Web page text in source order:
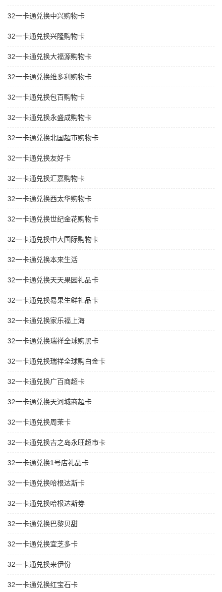
32一卡通兑换中兴购物卡
32一卡通兑换兴隆购物卡
32一卡通兑换大福源购物卡
32一卡通兑换维多利购物卡
32一卡通兑换包百购物卡
32一卡通兑换永盛成购物卡
32一卡通兑换北国超市购物卡
32一卡通兑换友好卡
32一卡通兑换汇嘉购物卡
32一卡通兑换西太华购物卡
32一卡通兑换世纪金花购物卡
32一卡通兑换中大国际购物卡
32一卡通兑换本来生活
32一卡通兑换天天果园礼品卡
32一卡通兑换易果生鲜礼品卡
32一卡通兑换家乐福上海
32一卡通兑换瑞祥全球购黑卡
32一卡通兑换瑞祥全球购白金卡
32一卡通兑换广百商超卡
32一卡通兑换天河城商超卡
32一卡通兑换周茉卡
32一卡通兑换吉之岛永旺超市卡
32一卡通兑换1号店礼品卡
32一卡通兑换哈根达斯卡
32一卡通兑换哈根达斯劵
32一卡通兑换巴黎贝甜
32一卡通兑换宜芝多卡
32一卡通兑换来伊份
32一卡通兑换红宝石卡